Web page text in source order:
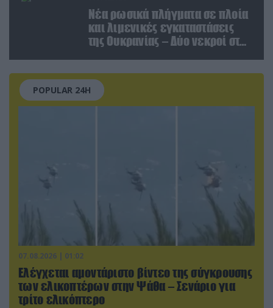
Νέα ρωσικά πλήγματα σε πλοία
και λιμενικές εγκαταστάσεις
της Ουκρανίας – Δύο νεκροί στην
POPULAR 24H
07.08.2026 | 01:02
Ελέγχεται αμοντάριστο βίντεο της σύγκρουσης
των ελικοπτέρων στην Ψάθα – Σενάριο για
τρίτο ελικόπτερο